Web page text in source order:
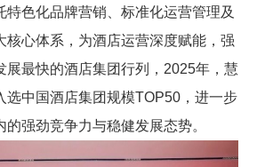
特色化品牌营销、标准化运营管理及
核心体系，为酒店运营深度赋能，强
展最快的酒店集团行列，2025年，慧
选中国酒店集团规模TOP50，进一步
强劲竞争力与稳健发展态势。